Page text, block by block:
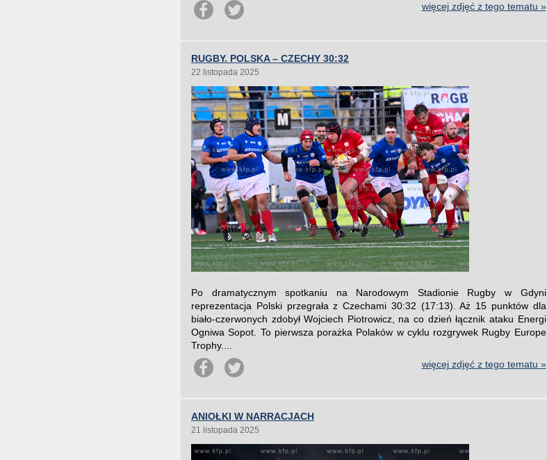
więcej zdjęć z tego tematu »
RUGBY. POLSKA – CZECHY 30:32
22 listopada 2025
Po dramatycznym spotkaniu na Narodowym Stadionie Rugby w Gdyni
reprezentacja Polski przegrała z Czechami 30:32 (17:13). Aż 15 punktów dla
biało-czerwonych zdobył Wojciech Piotrowicz, na co dzień łącznik ataku Energi
Ogniwa Sopot. To pierwsza porażka Polaków w cyklu rozgrywek Rugby Europe
Trophy....
więcej zdjęć z tego tematu »
ANIOŁKI W NARRACJACH
21 listopada 2025